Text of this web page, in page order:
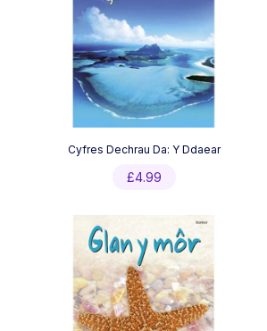
Cyfres Dechrau Da: Y Ddaear
£4.99